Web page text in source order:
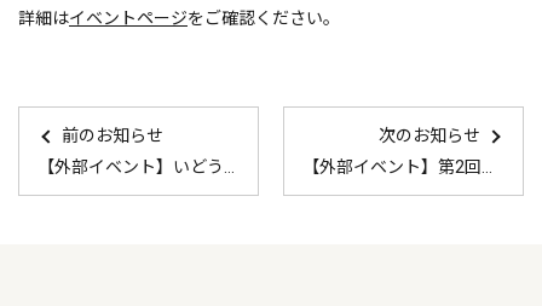
詳細はイベントページをご確認ください。
前のお知らせ
次のお知らせ